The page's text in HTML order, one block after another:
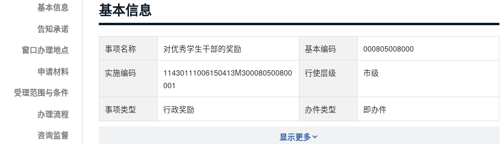
基本信息
事项名称 对优秀学生干部的奖励 基本编码 000805008000
实施编码
11430111006150413M300080500800
001
行使层级 市级
事项类型 行政奖励 办件类型 即办件
显示更多
基本信息
告知承诺
窗口办理地点
申请材料
受理范围与条件
办理流程
咨询监督